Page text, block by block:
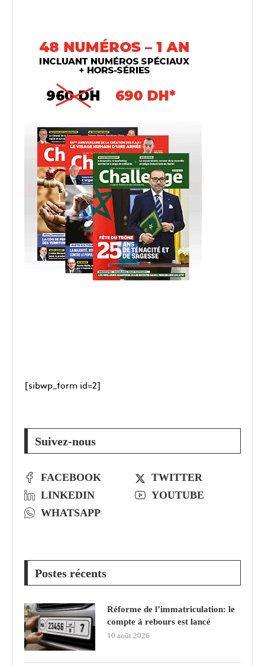
[sibwp_form id=2]
Suivez-nous
FACEBOOK
TWITTER
LINKEDIN
YOUTUBE
WHATSAPP
Postes récents
Réforme de l’immatriculation: le
compte à rebours est lancé
10 août 2026